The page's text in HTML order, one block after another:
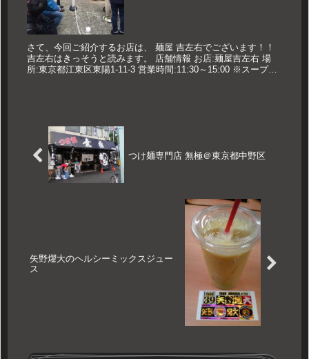
さて、今回ご紹介するお店は、 麺屋 吉左右でございます！！
吉左右はきっそうと読みます。 店舗情報 お店:麺屋吉左右 場
所:東京都江東区東陽1-11-3 営業時間:11:30～15:00 ※スープ無
つけ麺専門店 無極＠東京都中野区
矢野燿大のヘルシーミックスジュー
ス